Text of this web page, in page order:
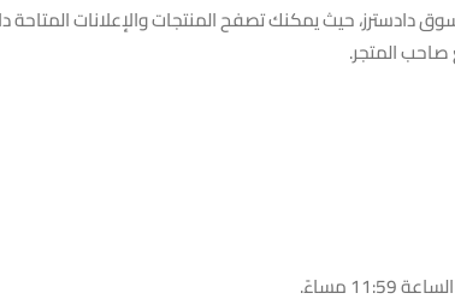
دادسترز، حيث يمكنك تصفح المنتجات والإعلانات المتاحة
المتجر.